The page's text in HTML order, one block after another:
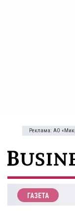
Реклама: АО
ГАЗЕТА